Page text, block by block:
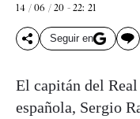
14 / 06 / 20 - 22: 21
Seguir en
El capitán del
española, Sergio